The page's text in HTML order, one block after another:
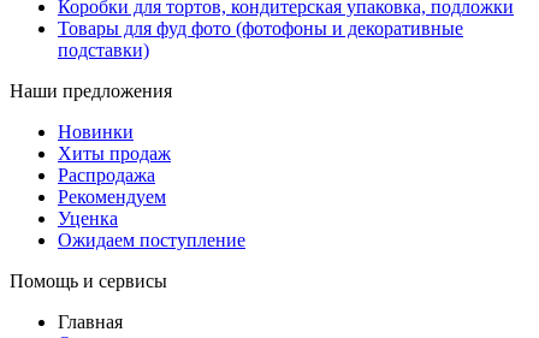
Коробки для тортов, кондитерская упаковка, подложки
Товары для фуд фото (фотофоны и декоративные
подставки)
Наши предложения
Новинки
Хиты продаж
Распродажа
Рекомендуем
Уценка
Ожидаем поступление
Помощь и сервисы
Главная